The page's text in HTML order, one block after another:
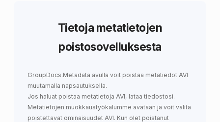
Tietoja metatietojen
poistosovelluksesta
GroupDocs.Metadata avulla voit poistaa metatiedot AVI
muutamalla napsautuksella.
Jos haluat poistaa metatietoja AVI, lataa tiedostosi.
Metatietojen muokkaustyökalumme avataan ja voit valita
poistettavat ominaisuudet AVI. Kun olet poistanut